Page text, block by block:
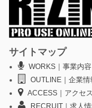
サイトマップ
WORKS｜事業内容
OUTLINE｜企業情
ACCESS｜アクセ
RECRUIT｜求人